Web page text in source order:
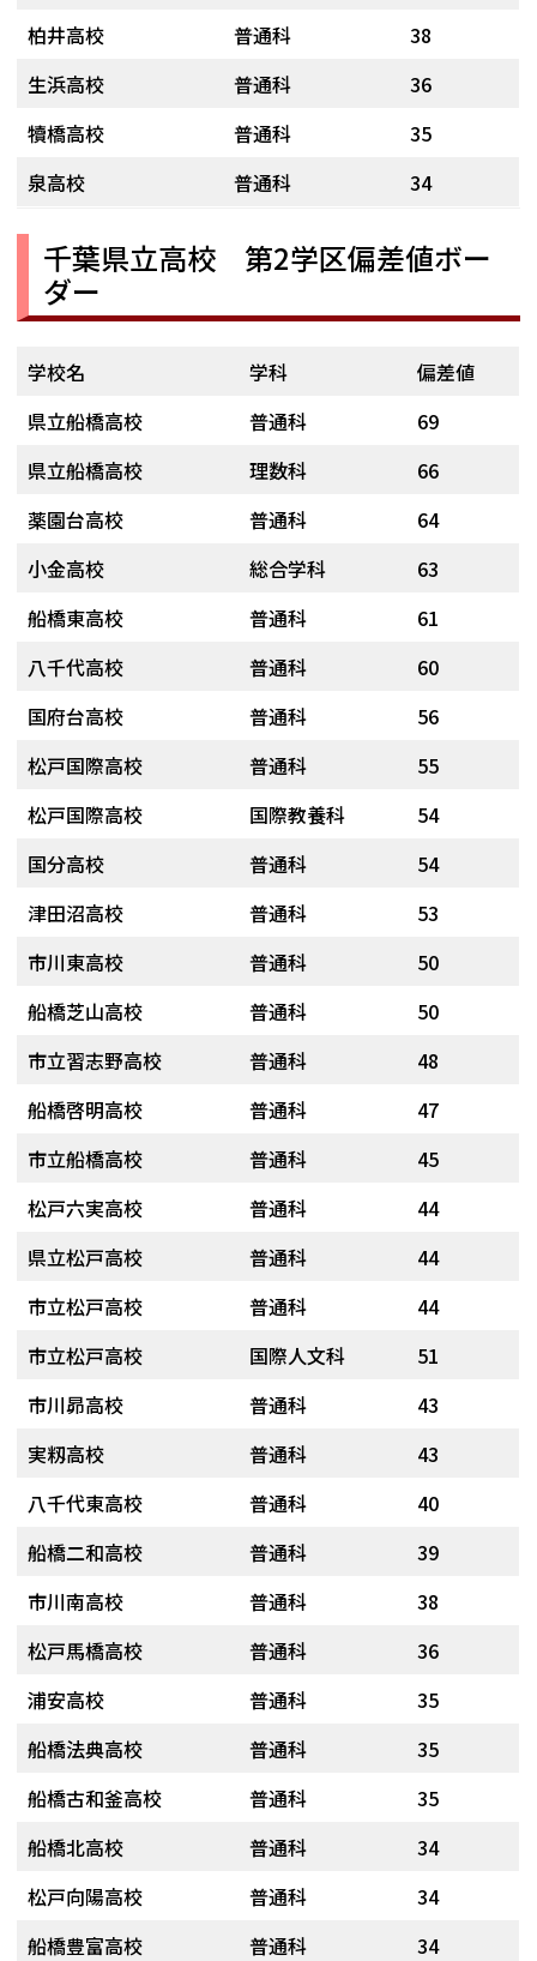
柏井高校 普通科
38
生浜高校
普通科
36
犢橋高校
普通科
35
泉高校
普通科 34
千葉県立高校 第2学区偏差値ボー
ダー
学校名 学科
偏差値
県立船橋高校
普通科
69
県立船橋高校
理数科
66
薬園台高校
普通科
64
小金高校
総合学科
63
船橋東高校
普通科
61
八千代高校
普通科
60
国府台高校
普通科
56
松戸国際高校
普通科
55
松戸国際高校
国際教養科
54
国分高校
普通科
54
津田沼高校
普通科
53
市川東高校
普通科
50
船橋芝山高校
普通科
50
市立習志野高校
普通科
48
船橋啓明高校
普通科
47
市立船橋高校
普通科
45
松戸六実高校
普通科
44
県立松戸高校
普通科
44
市立松戸高校
普通科
44
市立松戸高校
国際人文科
51
市川昴高校
普通科
43
実籾高校
普通科
43
八千代東高校
普通科
40
船橋二和高校
普通科
39
市川南高校
普通科
38
松戸馬橋高校
普通科
36
浦安高校
普通科
35
船橋法典高校
普通科
35
船橋古和釜高校
普通科
35
船橋北高校
普通科
34
松戸向陽高校
普通科
34
船橋豊富高校
普通科
34